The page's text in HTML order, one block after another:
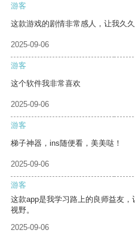
游客
这款游戏的剧情非常感人，让我久久
2025-09-06
游客
这个软件我非常喜欢
2025-09-06
游客
梯子神器，ins随便看，美美哒！
2025-09-06
游客
这款app是我学习路上的良师益友
视野。
2025-09-06